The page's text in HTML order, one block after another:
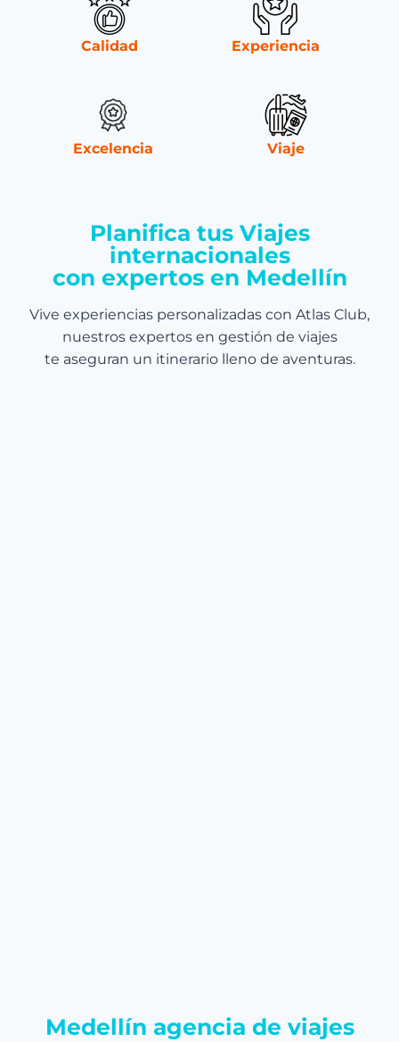
Calidad Experiencia
Excelencia Viaje
Planifica tus Viajes
internacionales
con expertos en Medellín
Vive experiencias personalizadas con Atlas Club,
nuestros expertos en gestión de viajes
te aseguran un itinerario lleno de aventuras.
Medellín agencia de viajes